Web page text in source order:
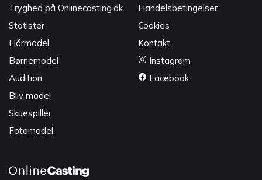
Tryghed på Onlinecasting.dk
Statister
Hårmodel
Børnemodel
Audition
Bliv model
Skuespiller
Fotomodel
Handelsbetingelser
Cookies
Kontakt
Instagram
Facebook